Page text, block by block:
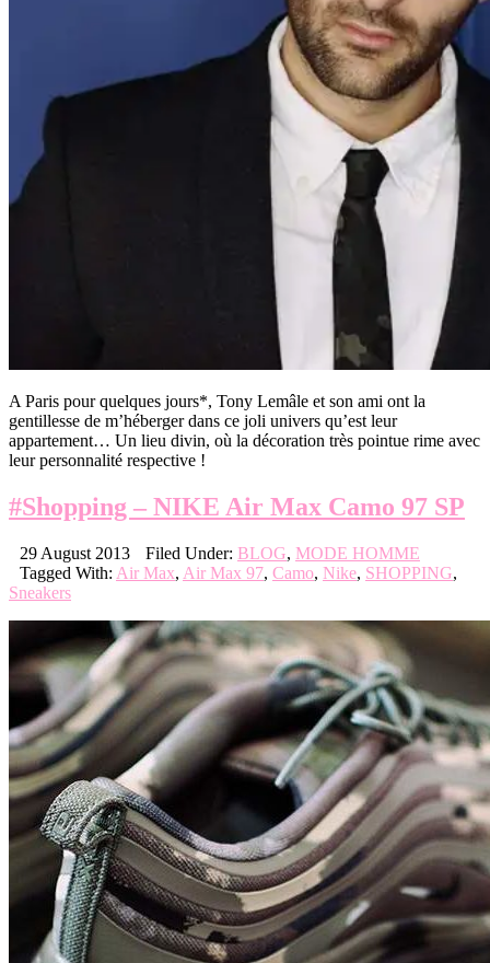
A Paris pour quelques jours*, Tony Lemâle et son ami ont la
gentillesse de m’héberger dans ce joli univers qu’est leur
appartement… Un lieu divin, où la décoration très pointue rime avec
leur personnalité respective !
#Shopping – NIKE Air Max Camo 97 SP
29 August 2013 Filed Under: BLOG, MODE HOMME
Tagged With: Air Max, Air Max 97, Camo, Nike, SHOPPING,
Sneakers